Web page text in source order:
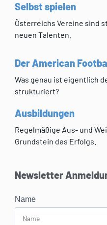
Selbst spielen
Österreichs Vereine sind
neuen Talenten.
Der American
Was genau ist eigentlich
strukturiert?
Ausbildungen
Regelmäßige Aus- und
Grundstein des Erfolgs.
Newsletter
Name